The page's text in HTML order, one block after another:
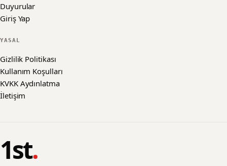
Duyurular
Giriş Yap
YASAL
Gizlilik Politikası
Kullanım Koşulları
KVKK Aydınlatma
İletişim
1st.